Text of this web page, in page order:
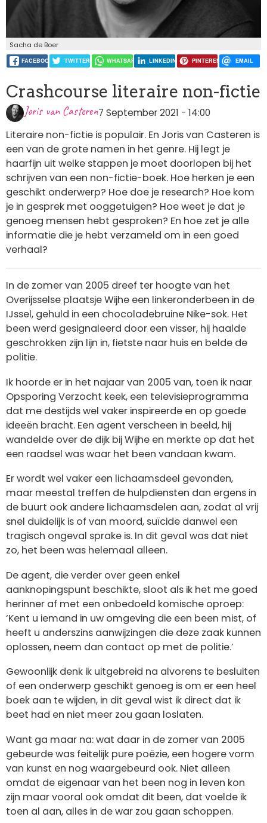
Sacha de Boer
FACEBOOK TWITTER WHATSAPP LINKEDIN PINTEREST EMAIL
Crashcourse literaire non-fictie
Joris van Casteren7 September 2021 - 14:00
Literaire non-fictie is populair. En Joris van Casteren is
een van de grote namen in het genre. Hij legt je
haarfijn uit welke stappen je moet doorlopen bij het
schrijven van een non-fictie-boek. Hoe herken je een
geschikt onderwerp? Hoe doe je research? Hoe kom
je in gesprek met ooggetuigen? Hoe weet je dat je
genoeg mensen hebt gesproken? En hoe zet je alle
informatie die je hebt verzameld om in een goed
verhaal?
In de zomer van 2005 dreef ter hoogte van het
Overijsselse plaatsje Wijhe een linkeronderbeen in de
IJssel, gehuld in een chocoladebruine Nike-sok. Het
been werd gesignaleerd door een visser, hij haalde
geschrokken zijn lijn in, fietste naar huis en belde de
politie.
Ik hoorde er in het najaar van 2005 van, toen ik naar
Opsporing Verzocht keek, een televisieprogramma
dat me destijds wel vaker inspireerde en op goede
ideeën bracht. Een agent verscheen in beeld, hij
wandelde over de dijk bij Wijhe en merkte op dat het
een raadsel was waar het been vandaan kwam.
Er wordt wel vaker een lichaamsdeel gevonden,
maar meestal treffen de hulpdiensten dan ergens in
de buurt ook andere lichaamsdelen aan, zodat al vrij
snel duidelijk is of van moord, suïcide danwel een
tragisch ongeval sprake is. In dit geval was dat niet
zo, het been was helemaal alleen.
De agent, die verder over geen enkel
aanknopingspunt beschikte, sloot als ik het me goed
herinner af met een onbedoeld komische oproep:
‘Kent u iemand in uw omgeving die een been mist, of
heeft u anderszins aanwijzingen die deze zaak kunnen
oplossen, neem dan contact op met de politie.’
Gewoonlijk denk ik uitgebreid na alvorens te besluiten
of een onderwerp geschikt genoeg is om er een heel
boek aan te wijden, in dit geval wist ik direct dat ik
beet had en niet meer zou gaan loslaten.
Want ga maar na: wat daar in de zomer van 2005
gebeurde was feitelijk pure poëzie, een hogere vorm
van kunst en nog waargebeurd ook. Niet alleen
omdat de eigenaar van het been nog in leven kon
zijn maar vooral ook omdat dit been, dat voelde ik
toen al aan, alles in de war zou gaan schoppen.